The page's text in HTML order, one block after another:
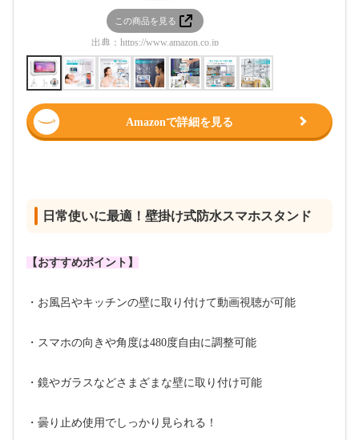
この商品を見る
出典： https://www.amazon.co.jp
Amazonで詳細を見る
日常使いに最適！壁掛け式防水スマホスタンド
【おすすめポイント】
・お風呂やキッチンの壁に取り付けて動画視聴が可能
・スマホの向きや角度は480度自由に調整可能
・鏡やガラスなどさまざまな壁に取り付け可能
・曇り止め使用でしっかり見られる！